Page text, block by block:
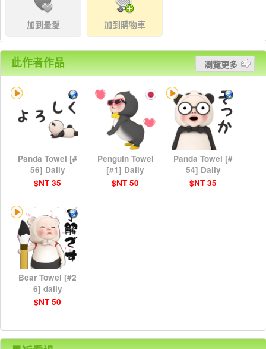
加到最愛 加到購物車
此作者作品 瀏覽更多
Panda Towel [#
56] Daily
$NT 35
Penguin Towel
[#1] Daily
$NT 50
Panda Towel [#
54] Daily
$NT 35
Bear Towel [#2
6] daily
$NT 50